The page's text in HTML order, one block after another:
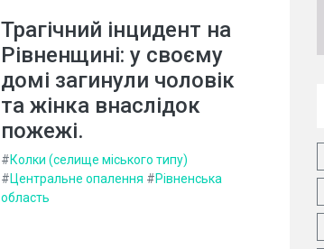
Трагічний інцидент на
Рівненщині: у своєму
домі загинули чоловік
та жінка внаслідок
пожежі.
#Колки (селище міського типу)
#Центральне опалення #Рівненська
область